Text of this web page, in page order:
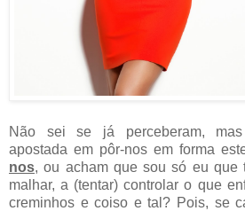
Não sei se já perceberam,
apostada em pôr-nos em forma
nos, ou acham que sou só eu que
malhar, a (tentar) controlar o que
creminhos e coiso e tal? Pois, se